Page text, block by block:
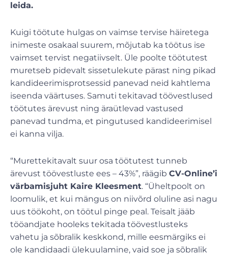
leida.
Kuigi töötute hulgas on vaimse tervise häiretega
inimeste osakaal suurem, mõjutab ka töötus ise
vaimset tervist negatiivselt. Üle poolte töötutest
muretseb pidevalt sissetulekute pärast ning pikad
kandideerimisprotsessid panevad neid kahtlema
iseenda väärtuses. Samuti tekitavad töövestlused
töötutes ärevust ning äraütlevad vastused
panevad tundma, et pingutused kandideerimisel
ei kanna vilja.
“Murettekitavalt suur osa töötutest tunneb
ärevust töövestluste ees – 43%”, räägib CV-Online’i
värbamisjuht Kaire Kleesment. “Üheltpoolt on
loomulik, et kui mängus on niivõrd oluline asi nagu
uus töökoht, on töötul pinge peal. Teisalt jääb
tööandjate hooleks tekitada töövestlusteks
vahetu ja sõbralik keskkond, mille eesmärgiks ei
ole kandidaadi ülekuulamine, vaid soe ja sõbralik